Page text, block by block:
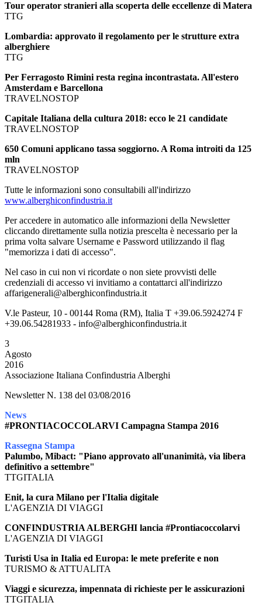
Tour operator stranieri alla scoperta delle eccellenze di Matera
TTG
Lombardia: approvato il regolamento per le strutture extra
alberghiere
TTG
Per Ferragosto Rimini resta regina incontrastata. All'estero
Amsterdam e Barcellona
TRAVELNOSTOP
Capitale Italiana della cultura 2018: ecco le 21 candidate
TRAVELNOSTOP
650 Comuni applicano tassa soggiorno. A Roma introiti da 125
mln
TRAVELNOSTOP
Tutte le informazioni sono consultabili all'indirizzo
www.alberghiconfindustria.it
Per accedere in automatico alle informazioni della Newsletter
cliccando direttamente sulla notizia prescelta è necessario per la
prima volta salvare Username e Password utilizzando il flag
"memorizza i dati di accesso".
Nel caso in cui non vi ricordate o non siete provvisti delle
credenziali di accesso vi invitiamo a contattarci all'indirizzo
affarigenerali@alberghiconfindustria.it
V.le Pasteur, 10 - 00144 Roma (RM), Italia T +39.06.5924274 F
+39.06.54281933 - info@alberghiconfindustria.it
3
Agosto
2016
Associazione Italiana Confindustria Alberghi
Newsletter N. 138 del 03/08/2016
News
#PRONTIACOCCOLARVI Campagna Stampa 2016
Rassegna Stampa
Palumbo, Mibact: "Piano approvato all'unanimità, via libera
definitivo a settembre"
TTGITALIA
Enit, la cura Milano per l'Italia digitale
L'AGENZIA DI VIAGGI
CONFINDUSTRIA ALBERGHI lancia #Prontiacoccolarvi
L'AGENZIA DI VIAGGI
Turisti Usa in Italia ed Europa: le mete preferite e non
TURISMO & ATTUALITA
Viaggi e sicurezza, impennata di richieste per le assicurazioni
TTGITALIA